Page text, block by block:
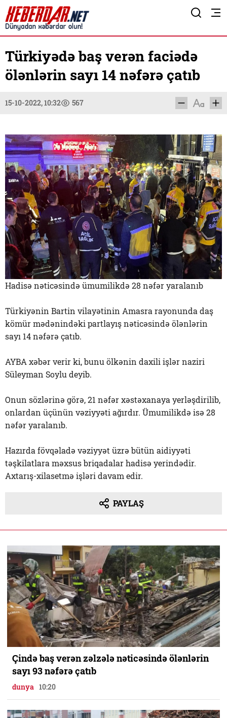
Türkiyədə baş verən faciədə
ölənlərin sayı 14 nəfərə çatıb
15-10-2022, 10:32 567
Hadisə nəticəsində ümumilikdə 28 nəfər yaralanıb
Türkiyənin Bartin vilayətinin Amasra rayonunda daş
kömür mədənindəki partlayış nəticəsində ölənlərin
sayı 14 nəfərə çatıb.
AYBA xəbər verir ki, bunu ölkənin daxili işlər naziri
Süleyman Soylu deyib.
Onun sözlərinə görə, 21 nəfər xəstəxanaya yerləşdirilib,
onlardan üçünün vəziyyəti ağırdır. Ümumilikdə isə 28
nəfər yaralanıb.
Hazırda fövqəladə vəziyyət üzrə bütün aidiyyəti
təşkilatlara məxsus briqadalar hadisə yerindədir.
Axtarış-xilasetmə işləri davam edir.
PAYLAŞ
Çində baş verən zəlzələ nəticəsində ölənlərin
sayı 93 nəfərə çatıb
dunya 10:20